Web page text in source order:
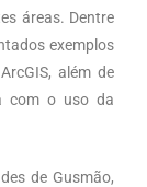
áreas. Dentre
exemplos
além de
com o uso da
de Gusmão,